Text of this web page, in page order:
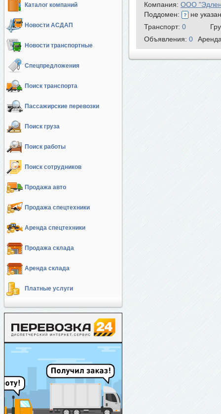
Каталог компаний
Новости АСДАП
Новости транспортные
Спецпредложения
Поиск транспорта
Пассажирские перевозки
Поиск груза
Поиск работы
Поиск сотрудников
Продажа авто
Продажа спецтехники
Аренда спецтехники
Продажа склада
Аренда склада
Платные услуги
Компания: ООО
Поддомен:
не
Транспорт: 0
Объявления: 0